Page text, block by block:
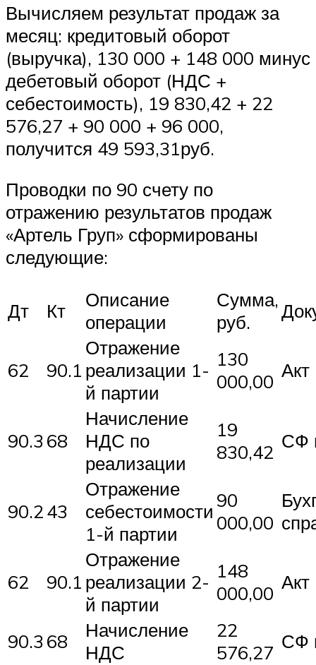
Вычисляем результат продаж за
месяц: кредитовый оборот
(выручка), 130 000 + 148 000 минус
дебетовый оборот (НДС +
себестоимость), 19 830,42 + 22
576,27 + 90 000 + 96 000,
получится 49 593,31руб.
Проводки по 90 счету по
отражению результатов продаж
«Артель Груп» сформированы
следующие:
Дт Кт
Описание
операции
Сумма,
руб.
62 90.1
Отражение
реализации 1-
й партии
130
000,00 Акт
90.3 68
Начисление
НДС по
реализации
19
830,42 СФ
90.243
Отражение
себестоимости
1-й партии
90
000,00
62 90.1
Отражение
реализации 2-
й партии
148
000,00 Акт
90.3 68
Начисление
НДС
22
576,27 СФ